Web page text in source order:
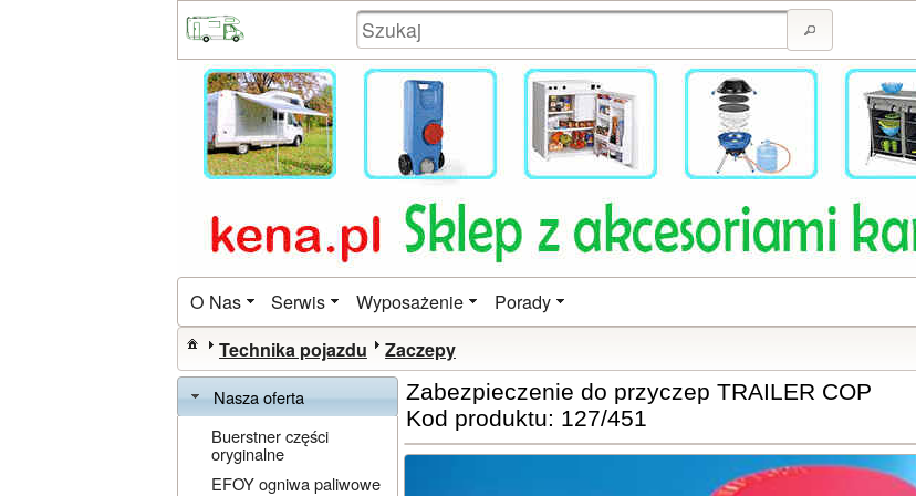
O Nas Serwis Wyposażenie Porady
Technika pojazdu Zaczepy
Nasza oferta
Buerstner części
oryginalne
EFOY ogniwa paliwowe
Zabezpieczenie do przyczep TRAILER COP
Kod produktu: 127/451